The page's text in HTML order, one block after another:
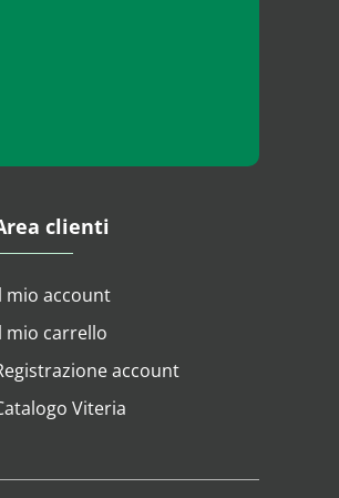
clienti
mio account
mio carrello
account
Viteria